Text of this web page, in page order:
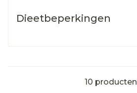
Dieetbeperkingen
10 producten